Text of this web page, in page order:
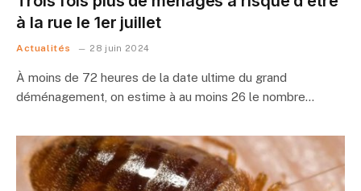
à la rue le 1er juillet
Actualités 28 juin 2024
À moins de 72 heures de la date ultime du grand
déménagement, on estime à au moins 26 le nombre…